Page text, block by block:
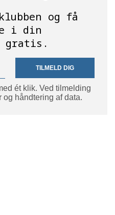
og få
i din
gratis.
TILMELD DIG
ét klik. Ved tilmelding
håndtering af data.